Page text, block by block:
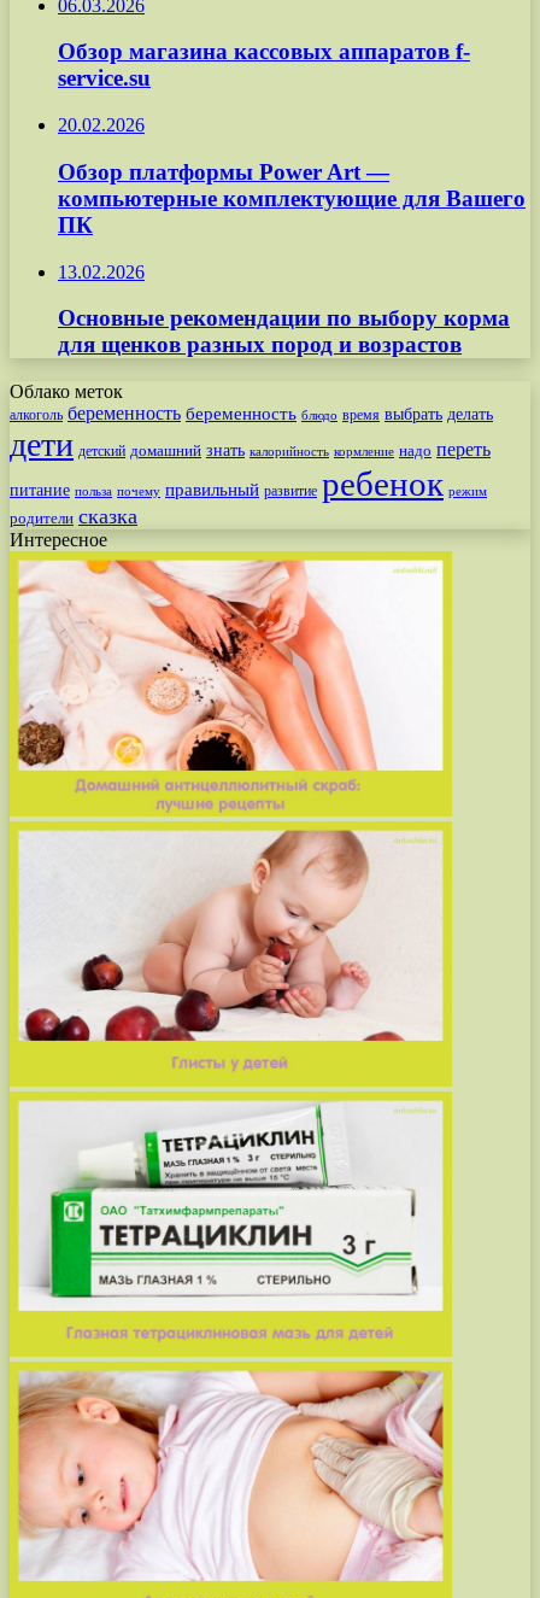
06.03.2026
Обзор магазина кассовых аппаратов f-
service.su
20.02.2026
Обзор платформы Power Art —
компьютерные комплектующие для Вашего
ПК
13.02.2026
Основные рекомендации по выбору корма
для щенков разных пород и возрастов
Облако меток
алкоголь беременность беременность блюдо время выбрать делать
дети детский домашний знать калорийность кормление надо переть
питание польза почему правильный развитие ребенок режим
родители сказка
Интересное